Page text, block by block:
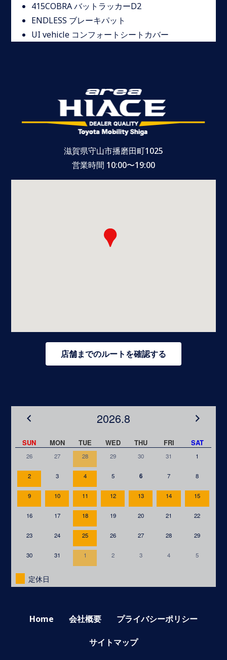
415COBRA バットラッカーD2
ENDLESS ブレーキパット
UI vehicle コンフォートシートカバー
滋賀県守山市播磨田町1025
営業時間 10:00〜19:00
店舗までのルートを確認する
2026.8
SUN MON TUE WED THU FRI SAT
26 27 28 29 30 31 1
2 3 4 5 6 7 8
9 10 11 12 13 14 15
16 17 18 19 20 21 22
23 24 25 26 27 28 29
30 31 1 2 3 4 5
定休日
Home 会社概要 プライバシーポリシー
サイトマップ